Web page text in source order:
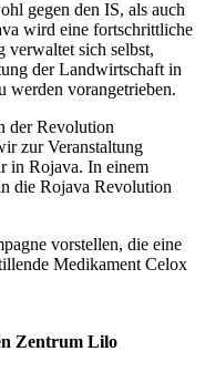
gegen den IS, als auch
wird eine fortschrittliche
verwaltet sich selbst,
der Landwirtschaft in
werden vorangetrieben.
der Revolution
zur Veranstaltung
in Rojava. In einem
die Rojava Revolution
vorstellen, die eine
Medikament Celox
Zentrum Lilo